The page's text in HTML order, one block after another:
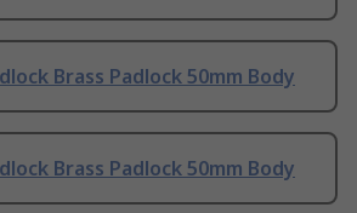
Brass Padlock 50mm Body
Brass Padlock 50mm Body